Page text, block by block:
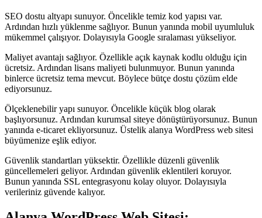
SEO dostu altyapı sunuyor. Öncelikle temiz kod yapısı var.
Ardından hızlı yüklenme sağlıyor. Bunun yanında mobil uyumluluk
mükemmel çalışıyor. Dolayısıyla Google sıralaması yükseliyor.
Maliyet avantajı sağlıyor. Özellikle açık kaynak kodlu olduğu için
ücretsiz. Ardından lisans maliyeti bulunmuyor. Bunun yanında
binlerce ücretsiz tema mevcut. Böylece bütçe dostu çözüm elde
ediyorsunuz.
Ölçeklenebilir yapı sunuyor. Öncelikle küçük blog olarak
başlıyorsunuz. Ardından kurumsal siteye dönüştürüyorsunuz. Bunun
yanında e-ticaret ekliyorsunuz. Üstelik alanya WordPress web sitesi
büyümenize eşlik ediyor.
Güvenlik standartları yüksektir. Özellikle düzenli güvenlik
güncellemeleri geliyor. Ardından güvenlik eklentileri koruyor.
Bunun yanında SSL entegrasyonu kolay oluyor. Dolayısıyla
verileriniz güvende kalıyor.